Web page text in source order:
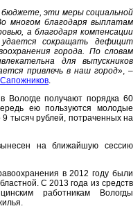
эти меры социальной
многом благодаря выплатам
а благодаря компенсации
сокращать дефицит
города. По словам
для выпускников
привлечь в наш город», –
.
Вологде получают порядка 60
ею пользуются молодые
9 тысяч рублей, потраченных на
на ближайшую сессию
в 2012 году были
С 2013 года из средств
работникам Вологды